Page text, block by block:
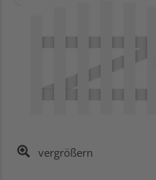
vergrößern